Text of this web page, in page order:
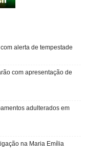
alerta de tempestade
com apresentação de
adulterados em
na Maria Emília